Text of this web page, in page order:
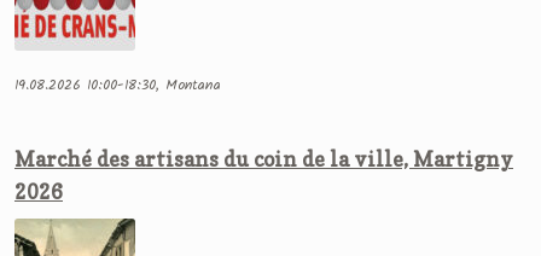
19.08.2026 10:00-18:30, Montana
Marché des artisans du coin de la ville, Martigny
2026